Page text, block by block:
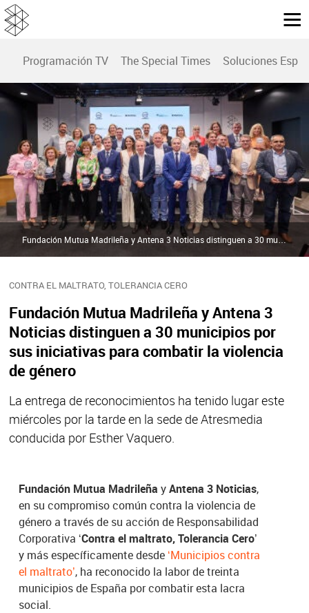
Programación TV The Special Times Soluciones
CONTRA EL MALTRATO, TOLERANCIA CERO
Fundación Mutua Madrileña y Antena 3
Noticias distinguen a 30 municipios por
sus iniciativas para combatir la violencia
de género
La entrega de reconocimientos ha tenido lugar este
miércoles por la tarde en la sede de Atresmedia
conducida por Esther Vaquero.
Fundación Mutua Madrileña y Antena 3 Noticias distinguen a 30 municipios por sus iniciativas para combatir la violencia de género | Atresmedia Publicidad
Fundación Mutua Madrileña yAntena 3 Noticias,
en su compromiso común contra la violencia de
género a través de su acción de Responsabilidad
Corporativa ‘Contra el maltrato, Tolerancia Cero’
y más específicamente desde ‘Municipios contra
el maltrato’, ha reconocido la labor de treinta
municipios de España por combatir esta lacra
social.